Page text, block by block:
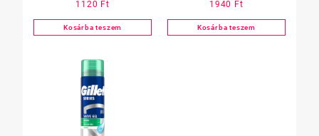
érzékeny bőrre
1120 Ft
Kosárba teszem
többféle
1940 Ft
Kosárba teszem